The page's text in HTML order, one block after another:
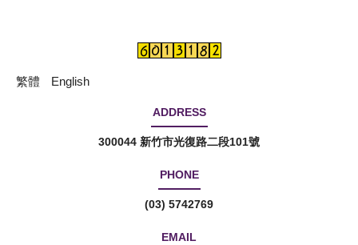
繁體 English
ADDRESS
300044 新竹市光復路二段101號
PHONE
(03) 5742769
EMAIL